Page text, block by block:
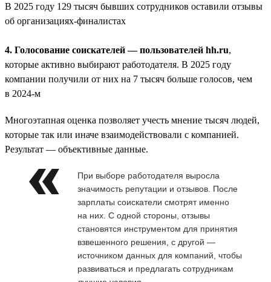
В 2025 году 129 тысяч бывших сотрудников оставили отзывы
об организациях-финалистах
4. Голосование соискателей — пользователей hh.ru,
которые активно выбирают работодателя. В 2025 году
компании получили от них на 7 тысяч больше голосов, чем
в 2024-м
Многоэтапная оценка позволяет учесть мнение тысяч людей,
которые так или иначе взаимодействовали с компанией.
Результат — объективные данные.
При выборе работодателя выросла
значимость репутации и отзывов. После
зарплаты соискатели смотрят именно
на них. С одной стороны, отзывы
становятся инструментом для принятия
взвешенного решения, с другой —
источником данных для компаний, чтобы
развиваться и предлагать сотрудникам